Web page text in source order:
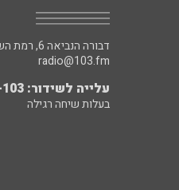
דבורה הנביאה 6, רמת השרון
radio@103.fm
עלייה לשידור: 0552-103-103
בעלות שיחה רגילה